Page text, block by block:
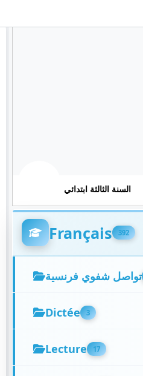
السنة الثالثة ابتدائي
Français 392
تواصل شفوي فرنسية
Dictée 3
Lecture 17